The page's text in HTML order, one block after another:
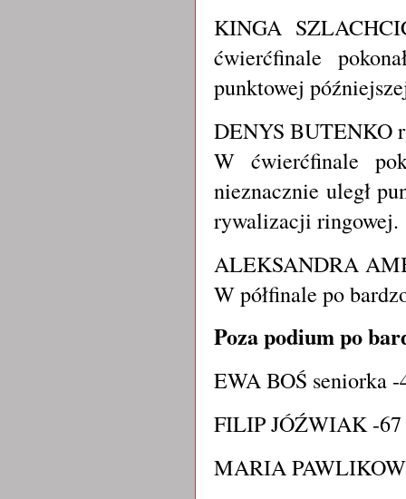
KINGA
ćwierćfinale
punktowej
DENYS BUTENKO
W ćwierćfinale
nieznacznie uległ
rywalizacji ringowej.
ALEKSANDRA
W półfinale po
Poza podium po
EWA BOŚ seniorka
FILIP JÓŹWIAK -67
MARIA